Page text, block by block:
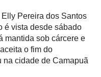
Pereira dos Santos
é vista desde sábado
mantida sob cárcere e
o fim do
na cidade de Camapuã